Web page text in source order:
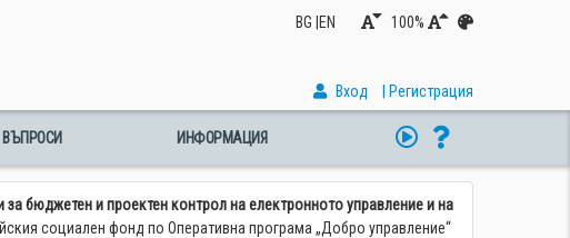
BG EN 100%
Вход | Регистрация
ВЪПРОСИ ИНФОРМАЦИЯ
за бюджетен и проектен контрол на електронното управление и на
социален фонд по Оперативна програма „Добро управление“